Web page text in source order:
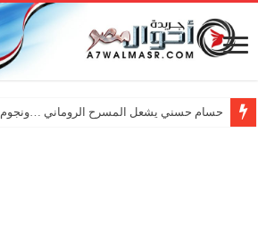
حسام حسني يشعل المسرح الروماني …ونجوم